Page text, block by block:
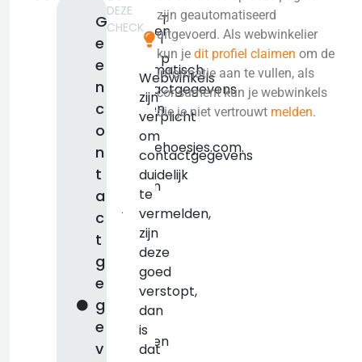
G
e
e
n
c
o
n
t
a
c
t
g
e
g
e
v
We
konden
niet
automatisch
contactgegevens
vinden
mooiehoesjes.com.
raden
aan
zelf
zoeken
T
i
p
Webwinkels
zijn
verplicht
om
contactgegevens
duidelijk
te
vermelden,
zijn
deze
goed
verstopt,
dan
is
dat
DEZE
CHECK
zijn geautomatiseerd
uitgevoerd. Als webwinkelier
kun je dit profiel claimen om de
informatie aan te vullen, als
consument kun je webwinkels
die je niet vertrouwt melden.